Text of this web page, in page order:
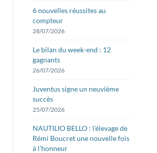
6 nouvelles réussites au
compteur
28/07/2026
Le bilan du week-end : 12
gagnants
26/07/2026
Juventus signe un neuvième
succès
25/07/2026
NAUTILIO BELLO : l’élevage de
Rémi Boucret une nouvelle fois
à l’honneur